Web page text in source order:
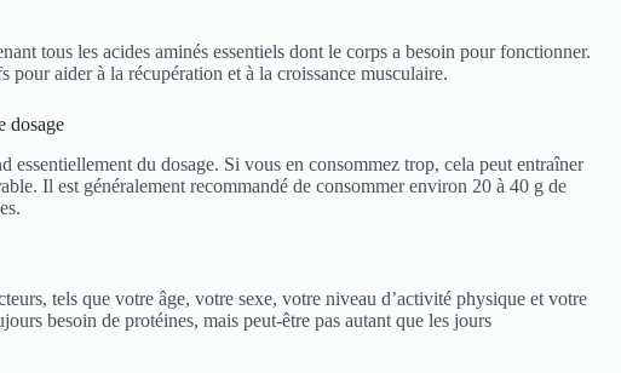
tous les acides aminés essentiels dont le corps a besoin pour fonctionner.
pour aider à la récupération et à la croissance musculaire.
dosage
essentiellement du dosage. Si vous en consommez trop, cela peut entraîner
Il est généralement recommandé de consommer environ 20 à 40 g de
tels que votre âge, votre sexe, votre niveau d’activité physique et votre
besoin de protéines, mais peut-être pas autant que les jours